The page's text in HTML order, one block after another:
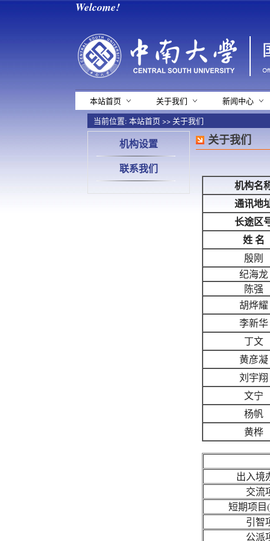
Welcome!
本站首页 关于我们
新闻中心
当前位置: 本站首页>>关于我们
机构设置
联系我们
关于我们
机构名
通讯地
长途区
姓 名
殷刚
纪海龙
陈强
胡烨耀
李新华
丁文
黄彦凝
刘宇翔
文宁
杨帆
黄桦
出入境
交流
短期项目
引智
公派